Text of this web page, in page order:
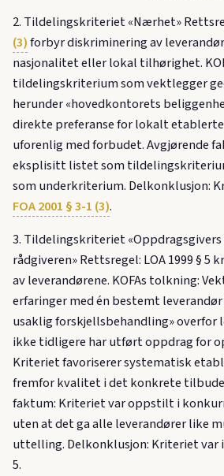
2. Tildelingskriteriet «Nærhet»
(3)forbyr diskriminering av
nasjonalitet eller lokal tilhørighet.
tildelingskriterium som vektlegger
herunder «hovedkontorets
direkte preferanse for lokalt
uforenlig med forbudet. Avgjørende
eksplisitt listet som
som underkriterium. Delkonklusjon:
FOA 2001 § 3-1 (3).
3. Tildelingskriteriet
rådgiveren» Rettsregel: LOA 1999 § 5
av leverandørene. KOFAs tolkning:
erfaringer med én bestemt
usaklig forskjellsbehandling» overfor
ikke tidligere har utført oppdrag for
Kriteriet favoriserer systematisk
fremfor kvalitet i det konkrete
faktum: Kriteriet var oppstilt i
uten at det ga alle leverandører like
uttelling. Delkonklusjon: Kriteriet var i
5.